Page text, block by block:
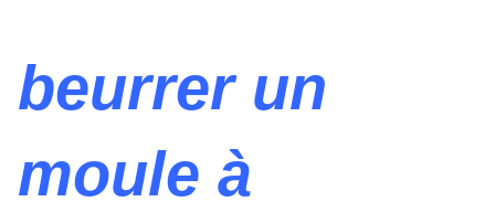
beurrer un
moule à